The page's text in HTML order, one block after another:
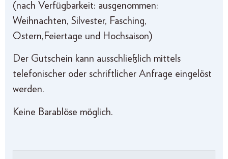
(nach Verfügbarkeit: ausgenommen:
Weihnachten, Silvester, Fasching,
Ostern,Feiertage und Hochsaison)
Der Gutschein kann ausschließlich mittels
telefonischer oder schriftlicher Anfrage eingelöst
werden.
Keine Barablöse möglich.